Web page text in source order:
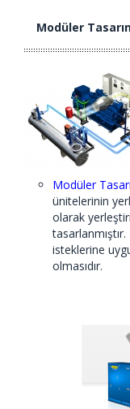
Modüler
Modüler
ünitelerinin
olarak
isteklerine
olmasıdır.